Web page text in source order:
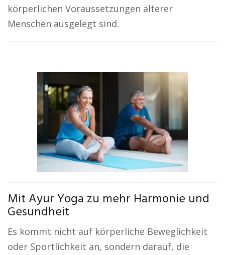
körperlichen Voraussetzungen älterer
Menschen ausgelegt sind.
Mit Ayur Yoga zu mehr Harmonie und
Gesundheit
Es kommt nicht auf körperliche Beweglichkeit
oder Sportlichkeit an, sondern darauf, die